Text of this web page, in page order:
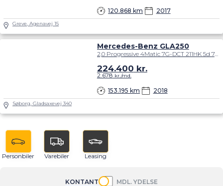
120.868 km 2017
Greve, Agenavej 15
Mercedes-Benz GLA250
2,0 Progressive 4Matic 7G-DCT 211HK 5d 7g Aut.
153.195 km 2018
224.400 kr.
2.678 kr./md.
Søborg, Gladsaxevej 340
Personbiler Varebiler Leasing
KONTANT MDL. YDELSE